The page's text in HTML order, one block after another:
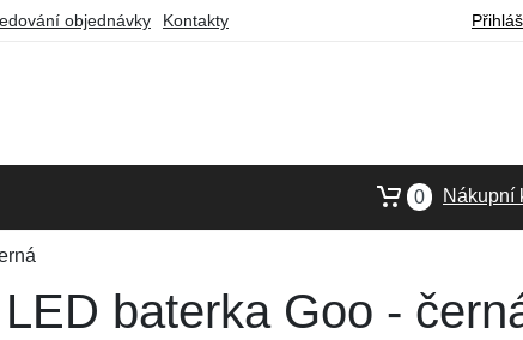
objednávky Kontakty
0 Nákupní
baterka Goo -